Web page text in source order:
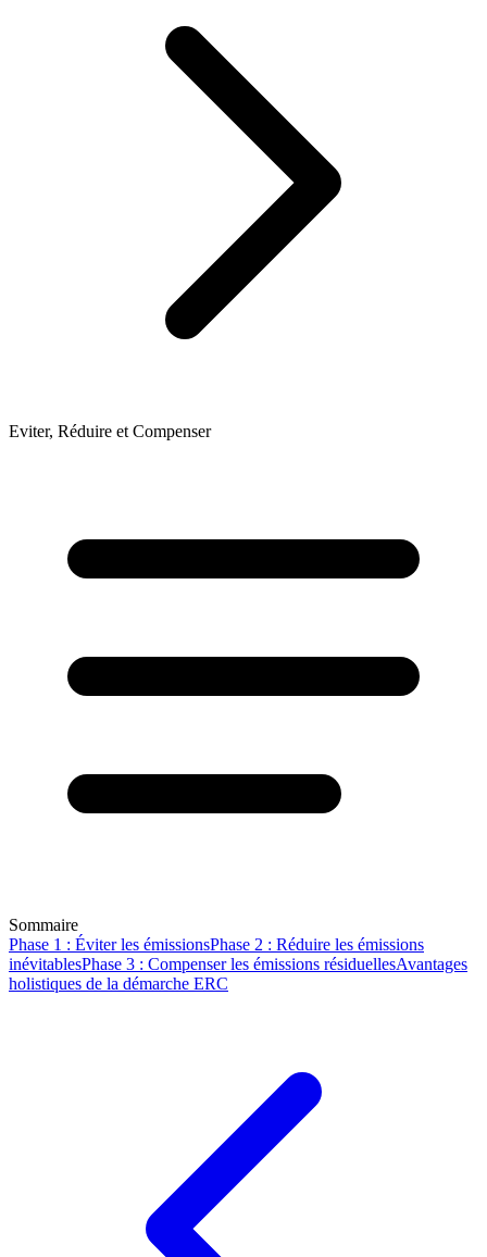
Eviter, Réduire et Compenser
Sommaire
Phase 1 : Éviter les émissionsPhase 2 : Réduire les émissions
inévitablesPhase 3 : Compenser les émissions résiduellesAvantages
holistiques de la démarche ERC